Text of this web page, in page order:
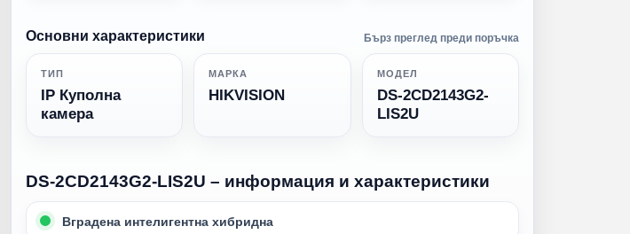
Основни характеристики Бърз преглед преди поръчка
ТИП
IP Куполна
камера
МАРКА
HIKVISION
МОДЕЛ
DS-2CD2143G2-
LIS2U
DS-2CD2143G2-LIS2U – информация и характеристики
Вградена интелигентна хибридна